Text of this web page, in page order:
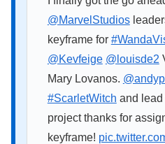
@MarvelStudios
keyframe for
@Kevfeige @louisde2
Mary Lovanos.
#ScarletWitch and lead
project thanks for
keyframe!